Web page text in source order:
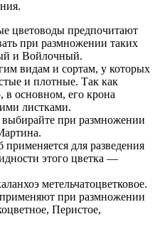
цветоводы предпочитают
при размножении таких
и Войлочный.
видам и сортам, у которых
и плотные. Так как
в основном, его крона
листками.
при размножении
для разведения
этого цветка —
метельчатоцветковое.
при размножении
Перистое,